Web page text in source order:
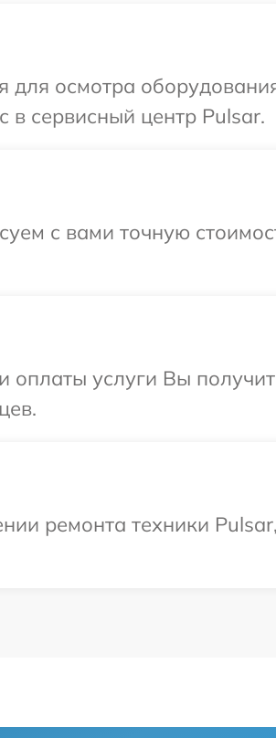
для осмотра
в сервисный центр Pulsar.
с вами точную
и оплаты услуги Вы
ремонта техники